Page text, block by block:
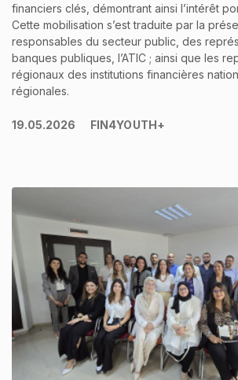
financiers clés, démontrant ainsi l’intérêt
Cette mobilisation s’est traduite par la
responsables du secteur public, des
banques publiques, l’ATIC ; ainsi que les
régionaux des institutions financières
régionales.
19.05.2026 FIN4YOUTH+